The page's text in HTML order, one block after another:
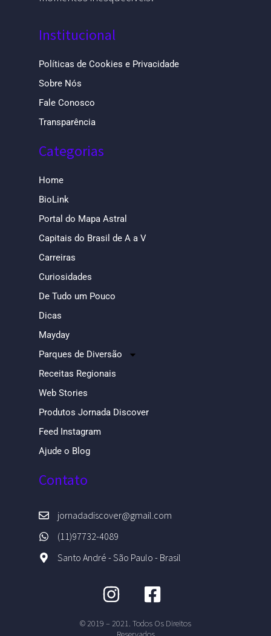
Institucional
Políticas de Cookies e Privacidade
Sobre Nós
Fale Conosco
Transparência
Categorias
Home
BioLink
Portal do Mapa Astral
Capitais do Brasil de A a V
Carreiras
Curiosidades
De Tudo um Pouco
Dicas
Mayday
Parques de Diversão
Receitas Regionais
Web Stories
Produtos Jornada Discover
Feed Instagram
Ajude o Blog
Contato
jornadadiscover@gmail.com
(11)97732-4089
Santo André - São Paulo - Brasil
© 2019 – 2021. Todos Os Direitos